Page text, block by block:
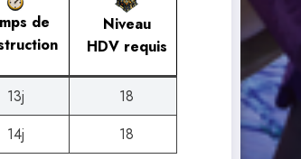
de
Niveau
HDV requis
13j
18
14j 18